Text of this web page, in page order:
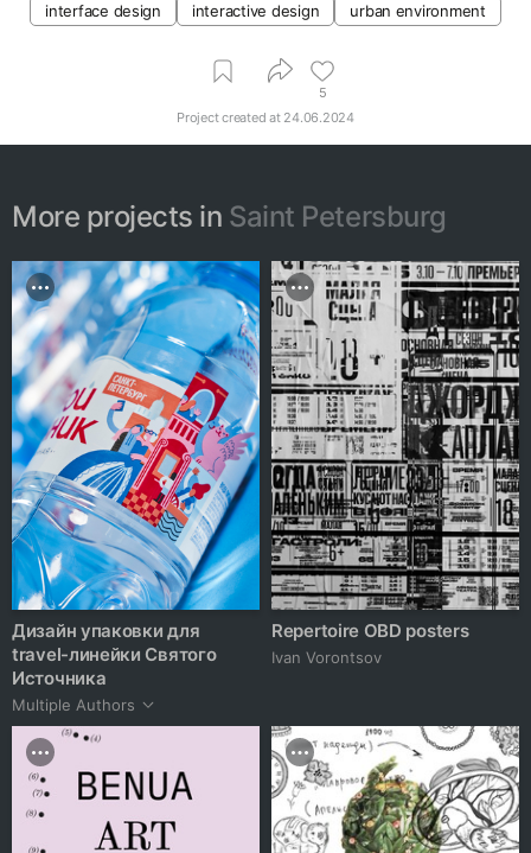
interface design
interactive design urban environment
5
Project created at 24.06.2024
More projects in Saint Petersburg
Дизайн упаковки для
travel-линейки Святого
Источника
Multiple Authors
Repertoire OBD posters
Ivan Vorontsov